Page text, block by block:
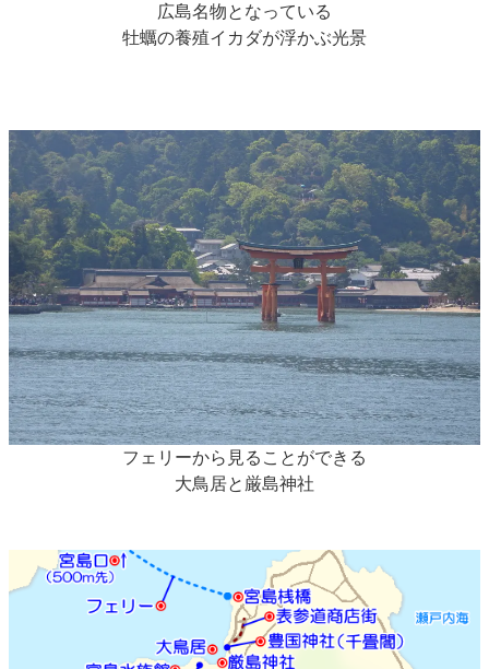
広島名物となっている
牡蠣の養殖イカダが浮かぶ光景
フェリーから見ることができる
大鳥居と厳島神社